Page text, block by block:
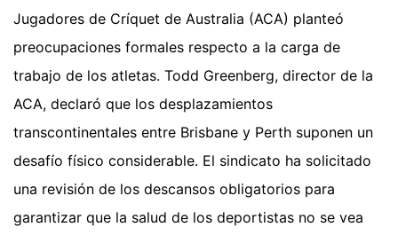
Jugadores de Críquet de Australia (ACA) planteó
preocupaciones formales respecto a la carga de
trabajo de los atletas. Todd Greenberg, director de la
ACA, declaró que los desplazamientos
transcontinentales entre Brisbane y Perth suponen un
desafío físico considerable. El sindicato ha solicitado
una revisión de los descansos obligatorios para
garantizar que la salud de los deportistas no se vea